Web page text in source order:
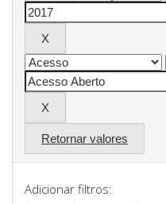
Retornar valores
Adicionar filtros: